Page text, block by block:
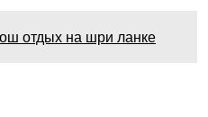
отдых на шри ланке